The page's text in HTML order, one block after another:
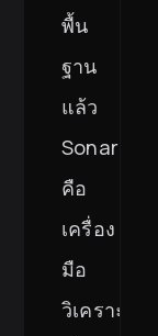
พื้น
ฐาน
แล้ว
SonarQube
คือ
เครื่อง
มือ
วิเคราะห์